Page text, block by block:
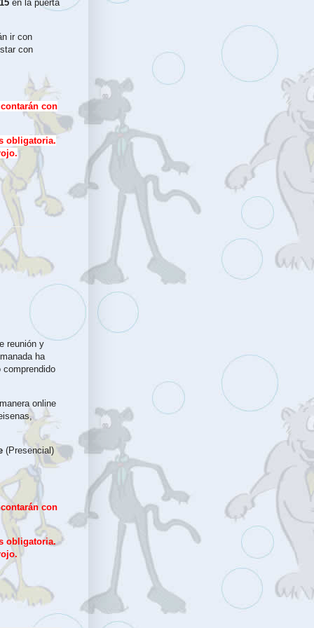
en la puerta
ir con
con
con
obligatoria.
reunión y
ha
comprendido
online
(Presencial)
con
obligatoria.